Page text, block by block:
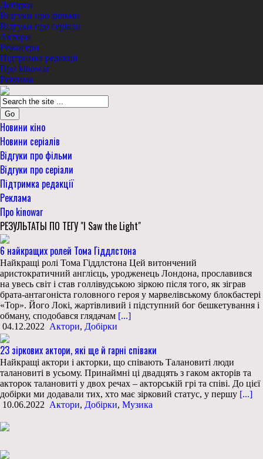
Добірки
Відгуки про фільми
Відгуки про серіали
Актори
Режисери
Підтримка редакції
Про kinowar
Реклама
Go
Новини кіно
Новини серіалів
Відгуки про фільми
Відгуки про серіали
Підтримка редакції
Реклама
Про kinowar
РЕЗУЛЬТАТЫ ПО ТЕГУ "I Saw the Light"
6 найкращих ролей Тома Гіддлстона
Найкращі ролі Тома Гіддлстона Цей витончений
аристократичний англієць, уродженець Лондона, прославився
на увесь світ і став голлівудською зіркою після того, як зіграв
брата-антагоніста головного героя у марвелівському блокбастері
«Тор». Його Локі, жартівливий і підступний бог бешкетування і
обману, сподобався глядачам [...]
04.12.2022 Актори, Добірки
23 зіркових актори, які ще й гарні співаки
Найкращі актори і акторки, що співають Талановиті люди
талановиті в усьому. Принаймні ці двадцять з гаком акторів та
акторок талановиті у двох речах – акторській грі та співі. До цієї
добірки ми додавали тих, хто має зірковий статус, у першу [...]
10.06.2022 Актори, Добірки, Музика